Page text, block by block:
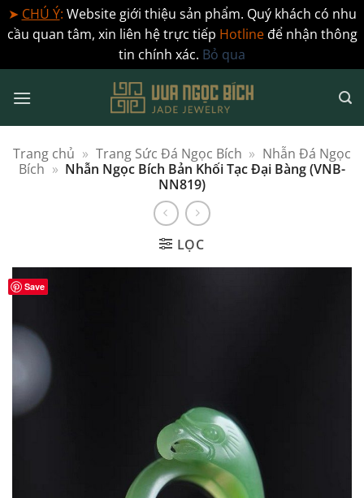
➤ CHÚ Ý: Website giới thiệu sản phẩm. Quý khách có nhu
cầu quan tâm, xin liên hệ trực tiếp Hotlineđể nhận thông
tin chính xác. Bỏ qua
qua
Trang chủ » Trang Sức Đá Ngọc Bích » Nhẫn Đá Ngọc
Bích » Nhẫn Ngọc Bích Bản Khối Tạc Đại Bàng (VNB-
NN819)
LỌC
Save